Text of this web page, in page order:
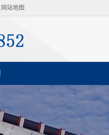
网站地图